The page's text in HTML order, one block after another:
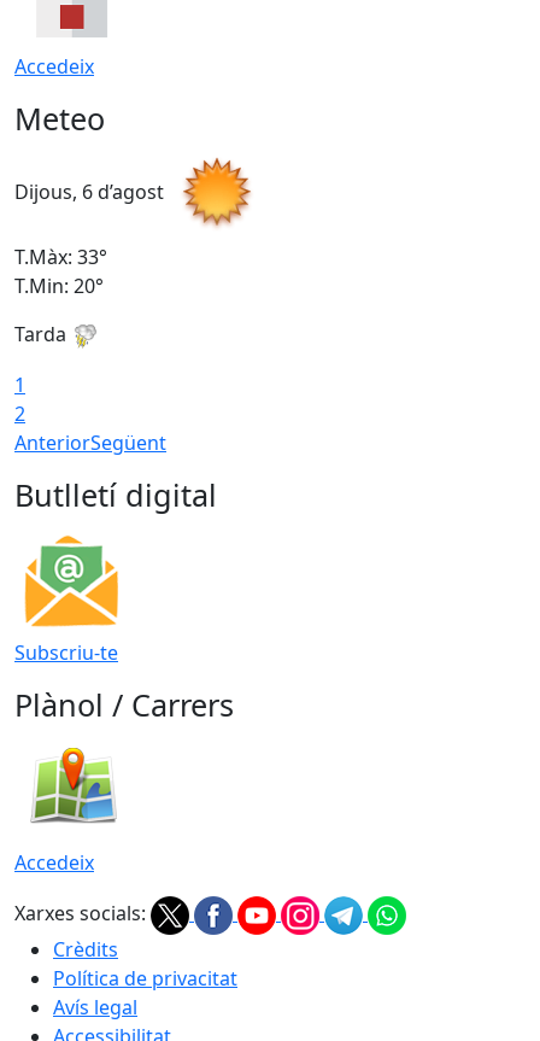
Accedeix
Meteo
Dijous, 6 d’agost
T.Màx: 33°
T.Min: 20°
Tarda
1
2
AnteriorSegüent
Butlletí digital
Subscriu-te
Plànol / Carrers
Accedeix
Xarxes socials:
Crèdits
Política de privacitat
Avís legal